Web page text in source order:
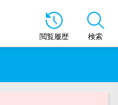
閲覧履歴 検索